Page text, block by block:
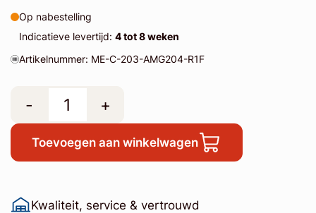
Op nabestelling
Indicatieve levertijd: 4 tot 8 weken
Artikelnummer: ME-C-203-AMG204-R1F
- +
Toevoegen aan winkelwagen
Kwaliteit, service & vertrouwd